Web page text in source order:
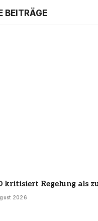
BEITRÄGE
kritisiert Regelung als
2026